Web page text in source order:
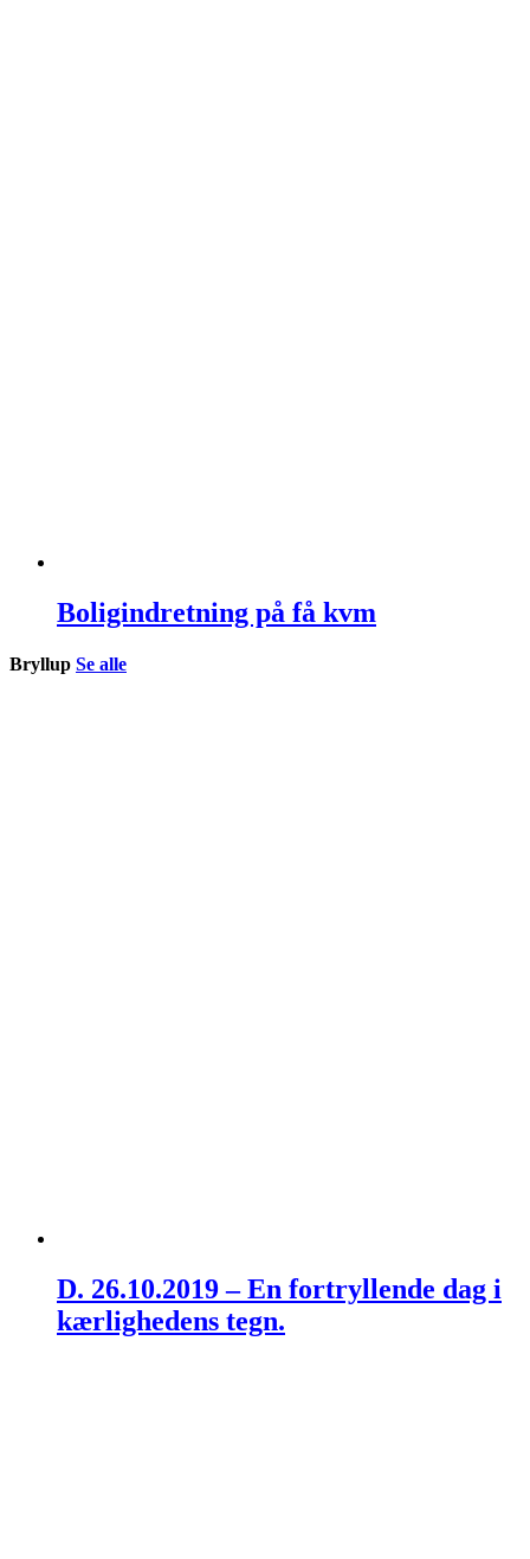
Boligindretning på få kvm
Bryllup Se alle
D. 26.10.2019 – En fortryllende dag i
kærlighedens tegn.